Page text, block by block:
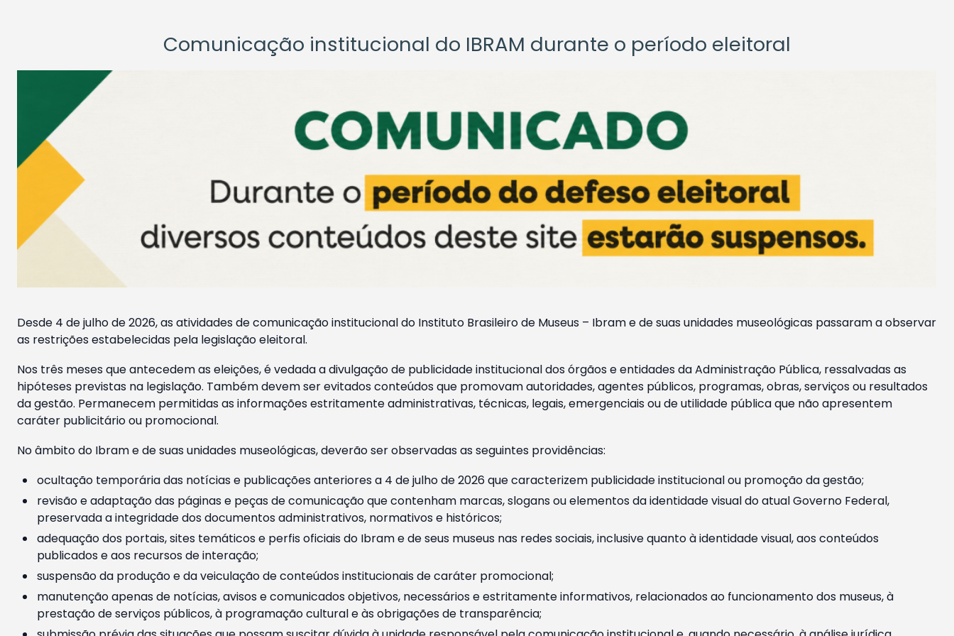
Comunicação institucional do IBRAM durante o período eleitoral
Desde 4 de julho de 2026, as atividades de comunicação institucional do Instituto Brasileiro de Museus – Ibram e de suas unidades museológicas passaram a observar
as restrições estabelecidas pela legislação eleitoral.
Nos três meses que antecedem as eleições, é vedada a divulgação de publicidade institucional dos órgãos e entidades da Administração Pública, ressalvadas as
hipóteses previstas na legislação. Também devem ser evitados conteúdos que promovam autoridades, agentes públicos, programas, obras, serviços ou resultados
da gestão. Permanecem permitidas as informações estritamente administrativas, técnicas, legais, emergenciais ou de utilidade pública que não apresentem
caráter publicitário ou promocional.
No âmbito do Ibram e de suas unidades museológicas, deverão ser observadas as seguintes providências:
ocultação temporária das notícias e publicações anteriores a 4 de julho de 2026 que caracterizem publicidade institucional ou promoção da gestão;
revisão e adaptação das páginas e peças de comunicação que contenham marcas, slogans ou elementos da identidade visual do atual Governo Federal,
preservada a integridade dos documentos administrativos, normativos e históricos;
adequação dos portais, sites temáticos e perfis oficiais do Ibram e de seus museus nas redes sociais, inclusive quanto à identidade visual, aos conteúdos
publicados e aos recursos de interação;
suspensão da produção e da veiculação de conteúdos institucionais de caráter promocional;
manutenção apenas de notícias, avisos e comunicados objetivos, necessários e estritamente informativos, relacionados ao funcionamento dos museus, à
prestação de serviços públicos, à programação cultural e às obrigações de transparência;